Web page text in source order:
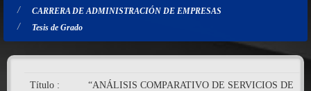
CARRERA DE ADMINISTRACIÓN DE EMPRESAS
Tesis de Grado
Título :
“ANÁLISIS COMPARATIVO DE SERVICIOS DE